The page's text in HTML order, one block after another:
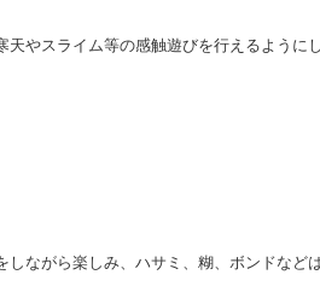
やスライム等の感触遊びを行えるようにし
ながら楽しみ、ハサミ、糊、ボンドなど